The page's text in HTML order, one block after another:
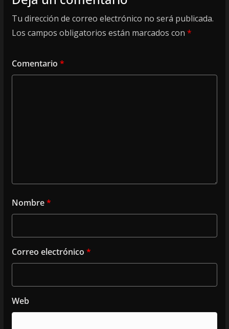
Tu dirección de correo electrónico no será publicada.
Los campos obligatorios están marcados con *
Comentario *
Nombre*
Correo electrónico *
Web